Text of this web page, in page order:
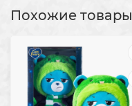
Похожие товары